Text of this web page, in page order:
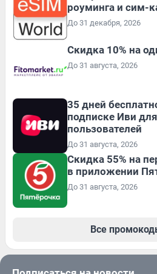
роуминга и сим-
До 31 декабря, 2026
Скидка 10% на
До 31 августа, 2026
35 дней
подписке Иви
пользователей
До 31 августа, 2026
Скидка 55% на
в приложении
До 31 августа, 2026
Все